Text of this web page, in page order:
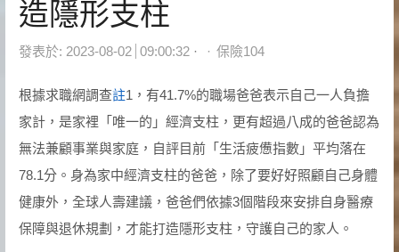
造隱形支柱
發表於: 2023-08-02 09:00:32 Author
保險104
根據求職網調查註1，有41.7%的職場爸爸表示自己一人負擔
家計，是家裡「唯一的」經濟支柱，更有超過八成的爸爸認為
無法兼顧事業與家庭，自評目前「生活疲憊指數」平均落在
78.1分。身為家中經濟支柱的爸爸，除了要好好照顧自己身體
健康外，全球人壽建議，爸爸們依據3個階段來安排自身醫療
保障與退休規劃，才能打造隱形支柱，守護自己的家人。